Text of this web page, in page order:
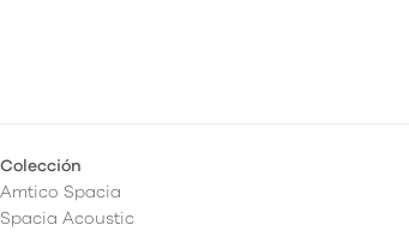
Colección
Amtico Spacia
Spacia Acoustic